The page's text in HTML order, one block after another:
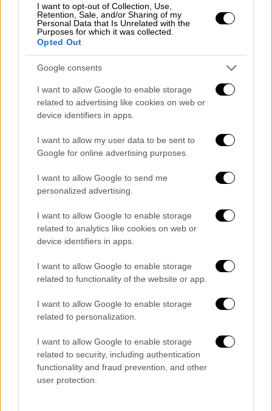
I want to opt-out of Collection, Use,
Retention, Sale, and/or Sharing of my
Personal Data that Is Unrelated with the
Purposes for which it was collected.
Opted Out
Google consents
I want to allow Google to enable storage
related to advertising like cookies on web or
device identifiers in apps.
I want to allow my user data to be sent to
Google for online advertising purposes.
I want to allow Google to send me
personalized advertising.
I want to allow Google to enable storage
related to analytics like cookies on web or
device identifiers in apps.
I want to allow Google to enable storage
related to functionality of the website or app.
I want to allow Google to enable storage
related to personalization.
I want to allow Google to enable storage
related to security, including authentication
functionality and fraud prevention, and other
user protection.
δημιούργησε για ακόμη μία φορά και ο Χασάν
γύρισε την μπάλα στον Ζίκο, ο οποίος αυτή
τη φορά έκανε το 2-0.
Η Αργεντινή βγήκε μαζικά στην επίθεση και
στο 79' μπήκε ξανά στη διεκδίκηση της
πρόκρισης. Ο Μέσι εκτέλεσε ιδανικά φάουλ
και ο Κριστιάν Ρομέρο με κεφαλιά μείωσε σε
Λίγο αργότερα ο Μέσι δημιούργησε ακόμη
Μαρτίνες δεν κατάφερε να τη μετατρέψει
σε γκολ. Ο αρχηγός της Αργεντινής πήρε
τελικά την κατάσταση στα χέρια του και με